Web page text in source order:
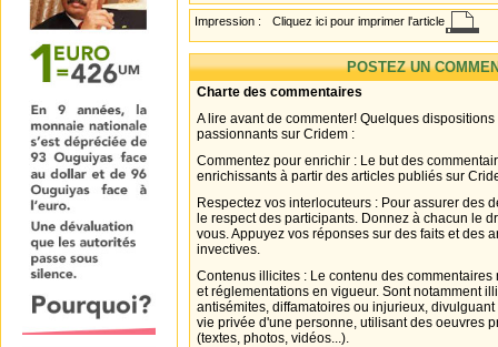
Impression : Cliquez ici pour imprimer l'article
POSTEZ UN
Charte des commentaires
A lire avant de commenter! Quelques
passionnants sur Cridem :
Commentez pour enrichir : Le but des
enrichissants à partir des articles publiés sur
Respectez vos interlocuteurs : Pour assurer des
le respect des participants. Donnez à chacun le
vous. Appuyez vos réponses sur des faits et des
invectives.
Contenus illicites : Le contenu des
et réglementations en vigueur. Sont notamment
antisémites, diffamatoires ou injurieux,
vie privée d'une personne, utilisant des oeuvres
(textes, photos, vidéos...).